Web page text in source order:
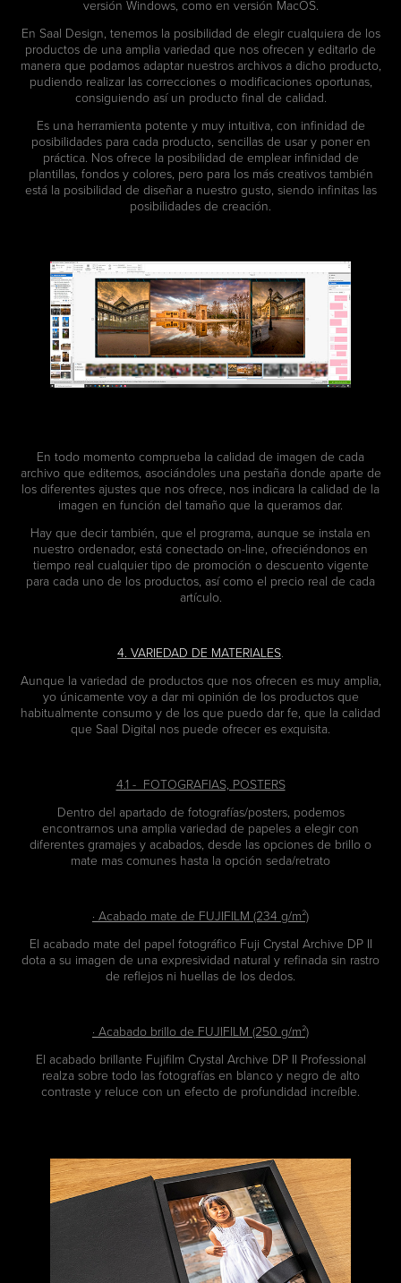
versión Windows, como en versión MacOS.
En Saal Design, tenemos la posibilidad de elegir cualquiera de los
productos de una amplia variedad que nos ofrecen y editarlo de
manera que podamos adaptar nuestros archivos a dicho producto,
pudiendo realizar las correcciones o modificaciones oportunas,
consiguiendo así un producto final de calidad.
Es una herramienta potente y muy intuitiva, con infinidad de
posibilidades para cada producto, sencillas de usar y poner en
práctica. Nos ofrece la posibilidad de emplear infinidad de
plantillas, fondos y colores, pero para los más creativos también
está la posibilidad de diseñar a nuestro gusto, siendo infinitas las
posibilidades de creación.
En todo momento comprueba la calidad de imagen de cada
archivo que editemos, asociándoles una pestaña donde aparte de
los diferentes ajustes que nos ofrece, nos indicara la calidad de la
imagen en función del tamaño que la queramos dar.
Hay que decir también, que el programa, aunque se instala en
nuestro ordenador, está conectado on-line, ofreciéndonos en
tiempo real cualquier tipo de promoción o descuento vigente
para cada uno de los productos, así como el precio real de cada
artículo.
4. VARIEDAD DE MATERIALES
Aunque la variedad de productos que nos ofrecen es muy amplia,
yo únicamente voy a dar mi opinión de los productos que
habitualmente consumo y de los que puedo dar fe, que la calidad
que Saal Digital nos puede ofrecer es exquisita.
4.1 - FOTOGRAFIAS, POSTERS
Dentro del apartado de fotografías/posters, podemos
encontrarnos una amplia variedad de papeles a elegir con
diferentes gramajes y acabados, desde las opciones de brillo o
mate mas comunes hasta la opción seda/retrato
· Acabado mate de FUJIFILM (234 g/m²)
El acabado mate del papel fotográfico Fuji Crystal Archive DP II
dota a su imagen de una expresividad natural y refinada sin rastro
de reflejos ni huellas de los dedos.
· Acabado brillo de FUJIFILM (250 g/m²)
El acabado brillante Fujifilm Crystal Archive DP II Professional
realza sobre todo las fotografías en blanco y negro de alto
contraste y reluce con un efecto de profundidad increíble.​​​​​​​